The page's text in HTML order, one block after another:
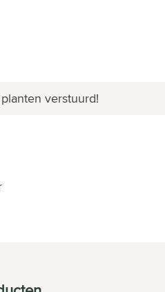
verstuurd!